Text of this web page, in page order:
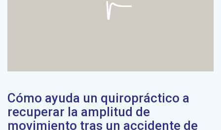
Cómo ayuda un quiropráctico a
recuperar la amplitud de
movimiento tras un accidente de